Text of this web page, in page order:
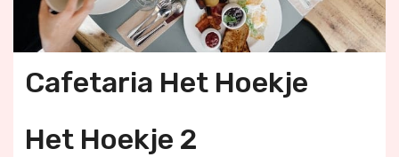
Cafetaria Het Hoekje
Het Hoekje 2